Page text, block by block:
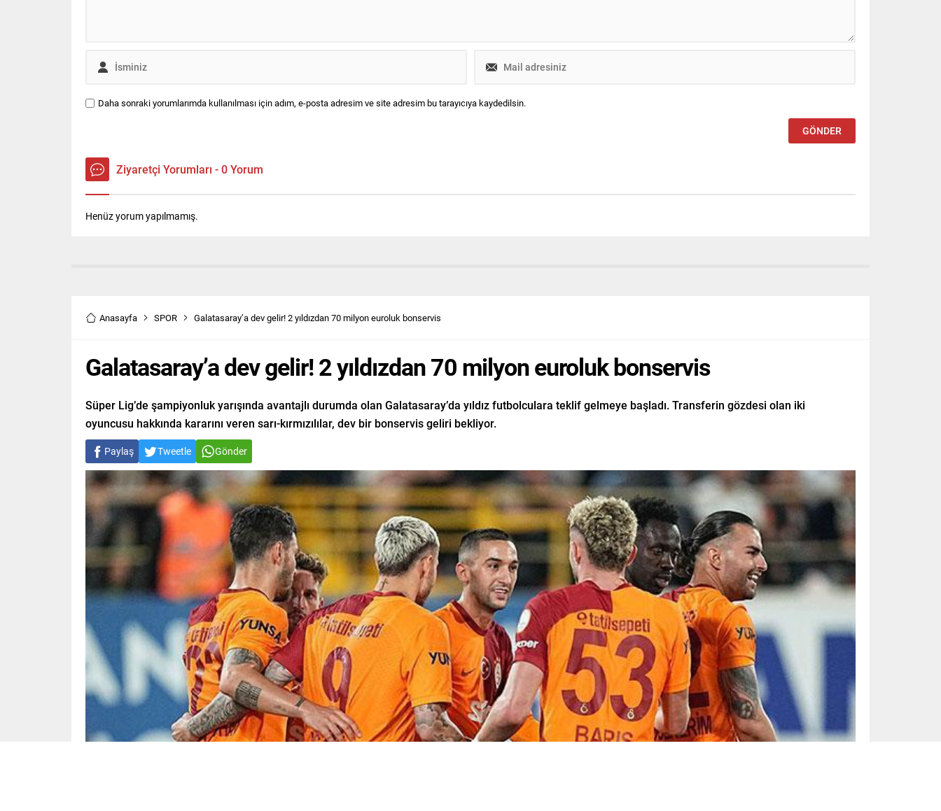
Daha sonraki yorumlarımda kullanılması için adım, e-posta adresim ve site adresim bu tarayıcıya kaydedilsin.
Ziyaretçi Yorumları - 0 Yorum
Henüz yorum yapılmamış.
Anasayfa SPOR Galatasaray’a dev gelir! 2 yıldızdan 70 milyon euroluk bonservis
Galatasaray’a dev gelir! 2 yıldızdan 70 milyon euroluk bonservis
Süper Lig’de şampiyonluk yarışında avantajlı durumda olan Galatasaray’da yıldız futbolculara teklif gelmeye başladı. Transferin gözdesi olan iki
oyuncusu hakkında kararını veren sarı-kırmızılılar, dev bir bonservis geliri bekliyor.
Paylaş Tweetle Gönder